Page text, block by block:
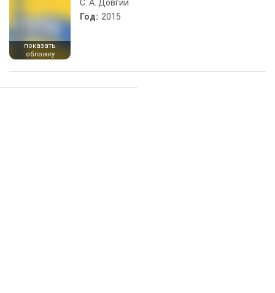
показать
обложку
С. А. Довгий
Год: 2015